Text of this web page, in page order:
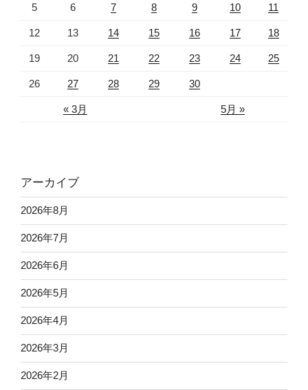
« 3月 5月 »
5 6 7 8 9 10 11
12 13 14 15 16 17 18
19 20 21 22 23 24 25
26 27 28 29 30
アーカイブ
2026年8月
2026年7月
2026年6月
2026年5月
2026年4月
2026年3月
2026年2月